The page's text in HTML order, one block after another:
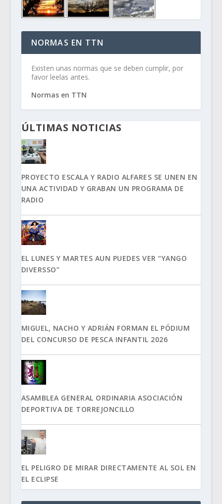
NORMAS EN TTN
Existen unas normas que se deben cumplir, por
favor leelas antes.
Normas en TTN
ÚLTIMAS NOTICIAS
PROYECTO ESCALA Y RADIO ALFARES SE UNEN EN
UNA ACTIVIDAD Y GRABAN UN PROGRAMA DE
RADIO
EL LUNES Y MARTES AUN PUEDES VER “YANGO
DIVERSSO”
MIGUEL, NACHO Y ADRIÁN FORMAN EL PÓDIUM
DEL CONCURSO DE PESCA INFANTIL 2026
ASAMBLEA GENERAL ORDINARIA ASOCIACIÓN
DEPORTIVA DE TORREJONCILLO
EL PELIGRO DE MIRAR DIRECTAMENTE AL SOL EN
EL ECLIPSE